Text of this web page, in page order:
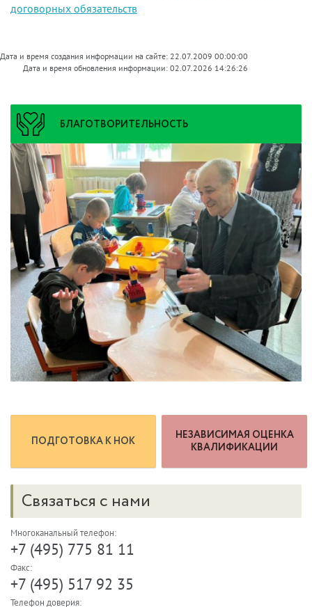
договорных обязательств
Дата и время создания информации на сайте: 22.07.2009 00:00:00
Дата и время обновления информации: 02.07.2026 14:26:26
БЛАГОТВОРИТЕЛЬНОСТЬ
ПОДГОТОВКА К НОК
НЕЗАВИСИМАЯ ОЦЕНКА
КВАЛИФИКАЦИИ
Связаться с нами
Многоканальный телефон:
+7 (495) 775 81 11
Факс:
+7 (495) 517 92 35
Телефон доверия: